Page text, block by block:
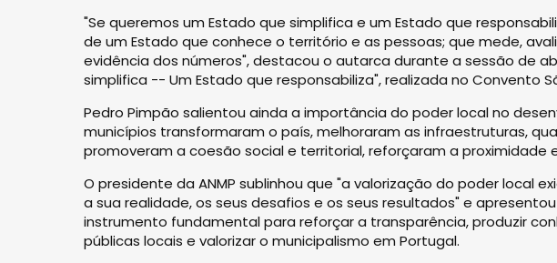
"Se queremos um Estado que simplifica e um Estado que
de um Estado que conhece o território e as pessoas; que mede,
evidência dos números", destacou o autarca durante a sessão de
simplifica -- Um Estado que responsabiliza", realizada no Convento
Pedro Pimpão salientou ainda a importância do poder local no
municípios transformaram o país, melhoraram as infraestruturas,
promoveram a coesão social e territorial, reforçaram a proximidade
O presidente da ANMP sublinhou que "a valorização do poder local
a sua realidade, os seus desafios e os seus resultados" e
instrumento fundamental para reforçar a transparência, produzir
públicas locais e valorizar o municipalismo em Portugal.